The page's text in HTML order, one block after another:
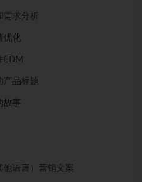
需求分析
优化
EDM
产品标题
故事
他语言）营销文案